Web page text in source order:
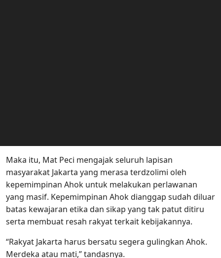
Maka itu, Mat Peci mengajak seluruh lapisan
masyarakat Jakarta yang merasa terdzolimi oleh
kepemimpinan Ahok untuk melakukan perlawanan
yang masif. Kepemimpinan Ahok dianggap sudah diluar
batas kewajaran etika dan sikap yang tak patut ditiru
serta membuat resah rakyat terkait kebijakannya.
“Rakyat Jakarta harus bersatu segera gulingkan Ahok.
Merdeka atau mati,” tandasnya.